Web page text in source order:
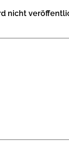
nicht